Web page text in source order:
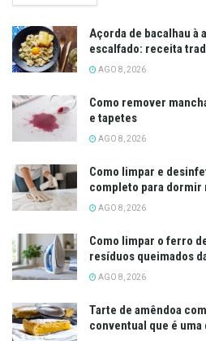
Açorda de bacalhau à
escalfado: receita
AGO 8, 2026
Como remover
e tapetes
AGO 8, 2026
Como limpar e
completo para dormir
AGO 8, 2026
Como limpar o ferro
resíduos queimados
AGO 8, 2026
Tarte de amêndoa
conventual que é